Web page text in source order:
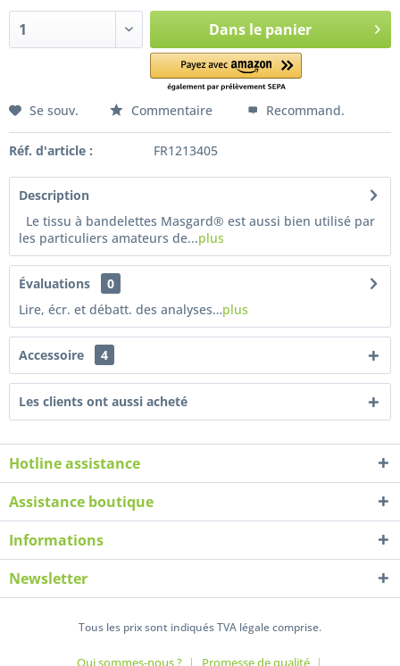
Dans le panier
Se souv. Commentaire Recommand.
Réf. d'article : FR1213405
Description
Le tissu à bandelettes Masgard® est aussi bien utilisé par
les particuliers amateurs de...plus
Évaluations
0
Lire, écr. et débatt. des analyses…plus
Accessoire 4
Les clients ont aussi acheté
Hotline assistance
Assistance boutique
Informations
Newsletter
Tous les prix sont indiqués TVA légale comprise.
Qui sommes-nous ? Promesse de qualité